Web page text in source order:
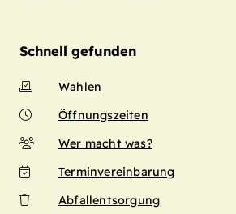
Schnell gefunden
Wahlen
Öffnungszeiten
Wer macht was?
Terminvereinbarung
Abfallentsorgung